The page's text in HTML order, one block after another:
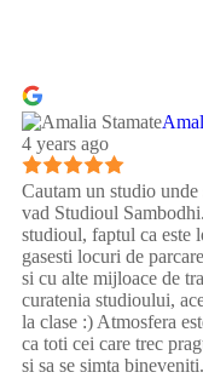
4 years ago
Cautam un studio
vad Studioul
studioul, faptul ca este
gasesti locuri de
si cu alte mijloace de
curatenia studioului,
la clase :) Atmosfera
ca toti cei care trec
si sa se simta bineveniti.